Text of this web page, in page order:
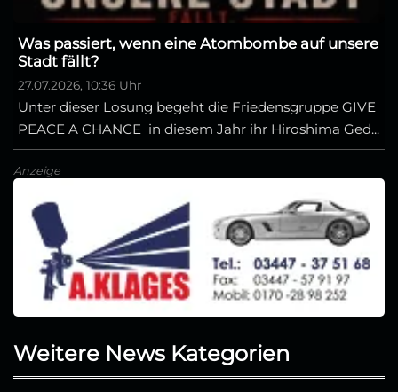
Was passiert, wenn eine Atombombe auf unsere
Stadt fällt?
27.07.2026, 10:36 Uhr
Unter dieser Losung begeht die Friedensgruppe GIVE
PEACE A CHANCE in diesem Jahr ihr Hiroshima Ged...
Anzeige
Weitere News Kategorien